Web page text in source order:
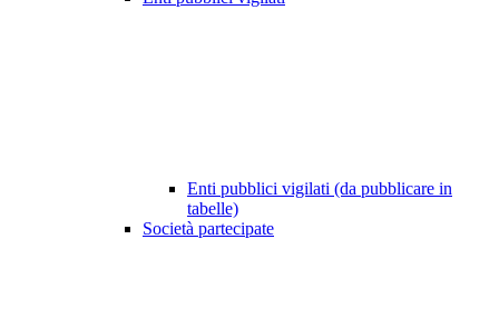
Enti pubblici vigilati (da pubblicare in
tabelle)
Società partecipate